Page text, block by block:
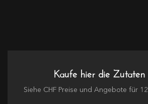
Kaufe hier die Zutaten
Siehe CHF Preise und Angebote für 12